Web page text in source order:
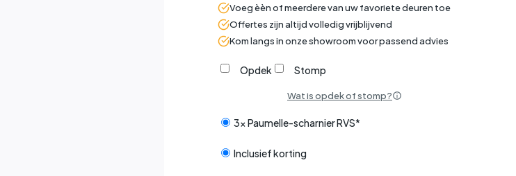
Voeg èèn of meerdere van uw favoriete deuren toe
Offertes zijn altijd volledig vrijblijvend
Kom langs in onze showroom voor passend advies
Opdek Stomp
Wat is opdek of stomp?
3x Paumelle-scharnier RVS*
Inclusief korting